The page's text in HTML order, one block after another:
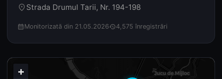
place Strada Drumul Tarii, Nr. 194-198
calendar_month Monitorizată din 21.05.2026history4,575 înregistrări
+